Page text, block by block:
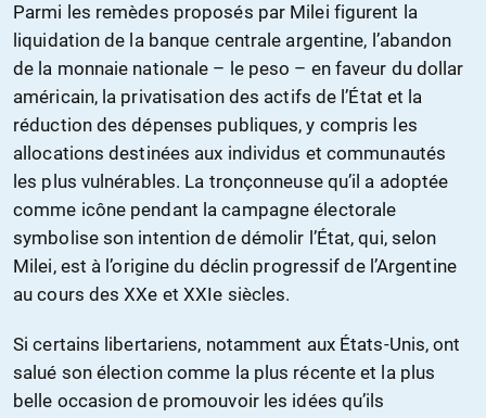
Parmi les remèdes proposés par Milei figurent la
liquidation de la banque centrale argentine, l’abandon
de la monnaie nationale – le peso – en faveur du dollar
américain, la privatisation des actifs de l’État et la
réduction des dépenses publiques, y compris les
allocations destinées aux individus et communautés
les plus vulnérables. La tronçonneuse qu’il a adoptée
comme icône pendant la campagne électorale
symbolise son intention de démolir l’État, qui, selon
Milei, est à l’origine du déclin progressif de l’Argentine
au cours des XXe et XXIe siècles.
Si certains libertariens, notamment aux États-Unis, ont
salué son élection comme la plus récente et la plus
belle occasion de promouvoir les idées qu’ils